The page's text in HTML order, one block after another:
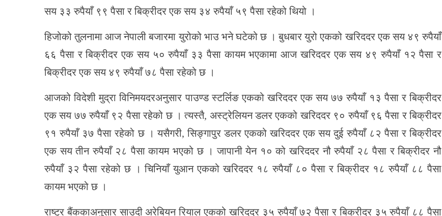
सय ३३ रुपैयाँ ९९ पैसा र बिक्रीदर एक सय ३४ रुपैयाँ ५९ पैसा रहेको थियो ।
हिजोको तुलनामा आज नेपाली बजारमा युरोको भाउ भने घटेको छ । बुधबार युरो एकको खरिददर एक सय ४९ रुपैयाँ
६६ पैसा र बिक्रीदर एक सय ५० रुपैयाँ ३३ पैसा कायम भएकामा आज खरिददर एक सय ४९ रुपैयाँ १२ पैसा र
बिक्रीदर एक सय ४९ रुपैयाँ ७८ पैसा रहेको छ ।
आजको विदेशी मुद्रा विनिमयदरअनुसार पाउण्ड स्टर्लिङ एकको खरिददर एक सय ७७ रुपैयाँ १३ पैसा र बिक्रीदर
एक सय ७७ रुपैयाँ ९२ पैसा रहेको छ । त्यस्तै, अस्ट्रेलियन डलर एकको खरिददर ९० रुपैयाँ ९६ पैसा र बिक्रीदर
९१ रुपैयाँ ३७ पैसा रहेको छ । यसैगरी, सिङ्गापुर डलर एकको खरिददर एक सय दुई रुपैयाँ ८२ पैसा र बिक्रीदर
एक सय तीन रुपैयाँ २८ पैसा कायम भएको छ । जापानी येन १० को खरिददर नौ रुपैयाँ २८ पैसा र बिक्रीदर नौ
रुपैयाँ ३२ पैसा रहेको छ । चिनियाँ युआन एकको खरिददर १८ रुपैयाँ ८० पैसा र बिक्रीदर १८ रुपैयाँ ८८ पैसा
कायम भएको छ ।
राष्ट्र बैंककाअनुसार साउदी अरेबियन रियाल एकको खरिददर ३५ रुपैयाँ ७२ पैसा र बिक्रीदर ३५ रुपैयाँ ८८ पैसा